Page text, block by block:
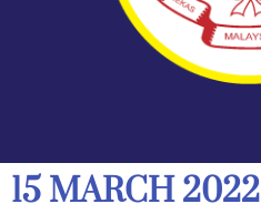
15 MARCH 2022